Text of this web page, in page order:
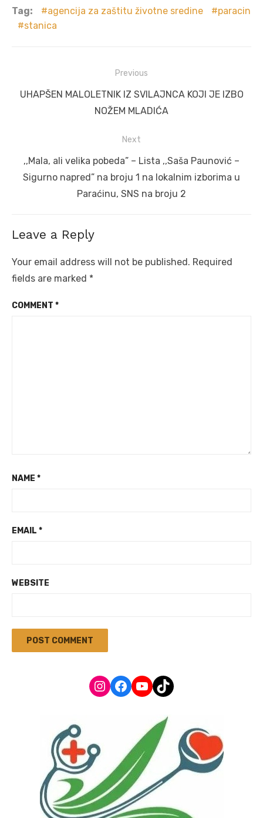
Tag: agencija za zaštitu životne sredine
paracin
stanica
navigation
Previous
Previous
UHAPŠEN MALOLETNIK IZ SVILAJNCA KOJI JE IZBO
NOŽEM MLADIĆA
Next
Next
post:
,,Mala, ali velika pobeda” – Lista ,,Saša Paunović –
Sigurno napred” na broju 1 na lokalnim izborima u
Paraćinu, SNS na broju 2
Leave a Reply
Your email address will not be published. Required
fields are marked *
COMMENT *
NAME *
EMAIL *
WEBSITE
Instagram
Facebook
YouTube
TikTok